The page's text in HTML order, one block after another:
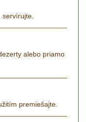
alebo priamo
premiešajte.